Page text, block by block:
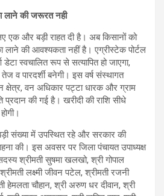
लाने की जरूरत नही
एक और बड़ी राहत दी है। अब किसानों को
की आवश्यकता नहीं है। एग्रीस्टेक पोर्टल
स्वचालित रूप से सत्यापित हो जाएगा,
व पारदर्शी बनेगी। इस वर्ष संस्थागत
क्षेत्र, वन अधिकार पट्टा धारक और ग्राम
प्रदान की गई है। खरीदी की राशि सीधे
संख्या में उपस्थित रहे और सरकार की
की। इस अवसर पर जिला पंचायत उपाध्यक्ष
श्रीमती सुषमा खलखो, श्री गोपाल
लक्ष्मी जीवन पटेल, श्रीमती रजनी
हेमलता चौहान, श्री अरुण धर दीवान, श्री